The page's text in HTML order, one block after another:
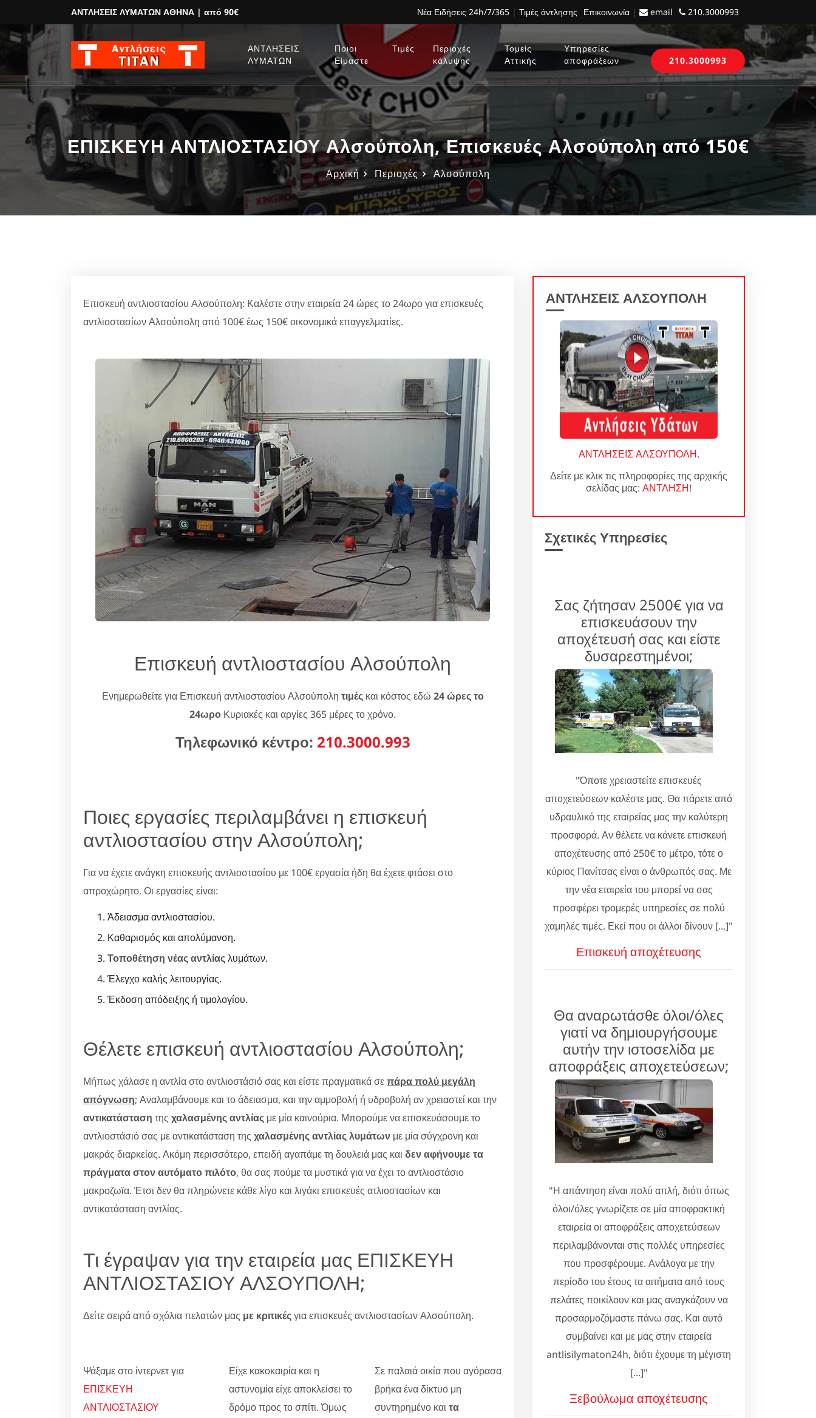
ΑΝΤΛΗΣΕΙΣ ΛΥΜΑΤΩΝ ΑΘΗΝΑ | από 90€ Νέα Ειδήσεις 24h/7/365 | Τιμές άντλησης Επικοινωνία | email 210.3000993
ΑΝΤΛΗΣΕΙΣ
ΛΥΜΑΤΩΝ
Ποιοι
Είμαστε
Τιμές
Περιοχές
κάλυψης
Τομείς
Αττικής
Υπηρεσίες
αποφράξεων
210.3000993
ΕΠΙΣΚΕΥΗ ΑΝΤΛΙΟΣΤΑΣΙΟΥ Αλσούπολη, Επισκευές Αλσούπολη από 150€
Αρχική Περιοχές Αλσούπολη
Επισκευή αντλιοστασίου Αλσούπολη: Καλέστε στην εταιρεία 24 ώρες το 24ωρο για επισκευές
αντλιοστασίων Αλσούπολη από 100€ έως 150€ οικονομικά επαγγελματίες.
Επισκευή αντλιοστασίου Αλσούπολη
Ενημερωθείτε για Επισκευή αντλιοστασίου Αλσούπολη τιμέςκαι κόστος εδώ 24 ώρες το
24ωρο Κυριακές και αργίες 365 μέρες το χρόνο.
Τηλεφωνικό κέντρο: 210.3000.993
Ποιες εργασίες περιλαμβάνει η επισκευή
αντλιοστασίου στην Αλσούπολη;
Για να έχετε ανάγκη επισκευής αντλιοστασίου με 100€ εργασία ήδη θα έχετε φτάσει στο
απροχώρητο. Οι εργασίες είναι:
Άδειασμα αντλιοστασίου.
Καθαρισμός και απολύμανση.
Τοποθέτηση νέας αντλίαςλυμάτων.
Έλεγχο καλής λειτουργίας.
Έκδοση απόδειξης ή τιμολογίου.
Θέλετε επισκευή αντλιοστασίου Αλσούπολη;
Μήπως χάλασε η αντλία στο αντλιοστάσιό σας και είστε πραγματικά σεπάρα πολύ μεγάλη
απόγνωση; Αναλαμβάνουμε και το άδειασμα, και την αμμοβολή ή υδροβολή αν χρειαστεί και την
αντικατάσταση της χαλασμένης αντλίας με μία καινούρια. Μπορούμε να επισκευάσουμε το
αντλιοστάσιό σας με αντικατάσταση της χαλασμένης αντλίας λυμάτων με μία σύγχρονη και
μακράς διαρκείας. Ακόμη περισσότερο, επειδή αγαπάμε τη δουλειά μας και δεν αφήνουμε τα
πράγματα στον αυτόματο πιλότο, θα σας πούμε τα μυστικά για να έχει το αντλιοστάσιο
μακροζωϊα. Έτσι δεν θα πληρώνετε κάθε λίγο και λιγάκι επισκευές ατλιοστασίων και
αντικατάσταση αντλίας.
Τι έγραψαν για την εταιρεία μας ΕΠΙΣΚΕΥΗ
ΑΝΤΛΙΟΣΤΑΣΙΟΥ ΑΛΣΟΥΠΟΛΗ;
Δείτε σειρά από σχόλια πελατών μας με κριτικέςγια επισκευές αντλιοστασίων Αλσούπολη.
Ψάξαμε στο ίντερνετ για
ΕΠΙΣΚΕΥΗ
ΑΝΤΛΙΟΣΤΑΣΙΟΥ
Είχε κακοκαιρία και η
αστυνομία είχε αποκλείσει το
δρόμο προς το σπίτι. Όμως
Σε παλαιά οικία που αγόρασα
βρήκα ένα δίκτυο μη
συντηρημένο και τα
ΑΝΤΛΗΣΕΙΣ ΑΛΣΟΥΠΟΛΗ
ΑΝΤΛΗΣΕΙΣ ΑΛΣΟΥΠΟΛΗ.
Δείτε με κλικ τις πληροφορίες της αρχικής
σελίδας μας: ΑΝΤΛΗΣΗ!
Σχετικές Υπηρεσίες
Σας ζήτησαν 2500€ για να
επισκευάσουν την
αποχέτευσή σας και είστε
δυσαρεστημένοι;
"Όποτε χρειαστείτε επισκευές
αποχετεύσεων καλέστε μας. Θα πάρετε από
υδραυλικό της εταιρείας μας την καλύτερη
προσφορά. Αν θέλετε να κάνετε επισκευή
αποχέτευσης από 250€ το μέτρο, τότε ο
κύριος Πανίτσας είναι ο άνθρωπός σας. Με
την νέα εταιρεία του μπορεί να σας
προσφέρει τρομερές υπηρεσίες σε πολύ
χαμηλές τιμές. Εκεί που οι άλλοι δίνουν [...]"
Επισκευή αποχέτευσης
Θα αναρωτάσθε όλοι/όλες
γιατί να δημιουργήσουμε
αυτήν την ιστοσελίδα με
αποφράξεις αποχετεύσεων;
"Η απάντηση είναι πολύ απλή, διότι όπως
όλοι/όλες γνωρίζετε σε μία αποφρακτική
εταιρεία οι αποφράξεις αποχετεύσεων
περιλαμβάνονται στις πολλές υπηρεσίες
που προσφέρουμε. Ανάλογα με την
περίοδο του έτους τα αιτήματα από τους
πελάτες ποικίλουν και μας αναγκάζουν να
προσαρμοζόμαστε πάνω σας. Και αυτό
συμβαίνει και με μας στην εταιρεία
antlisilymaton24h, διότι έχουμε τη μέγιστη
[...]"
Ξεβούλωμα αποχέτευσης